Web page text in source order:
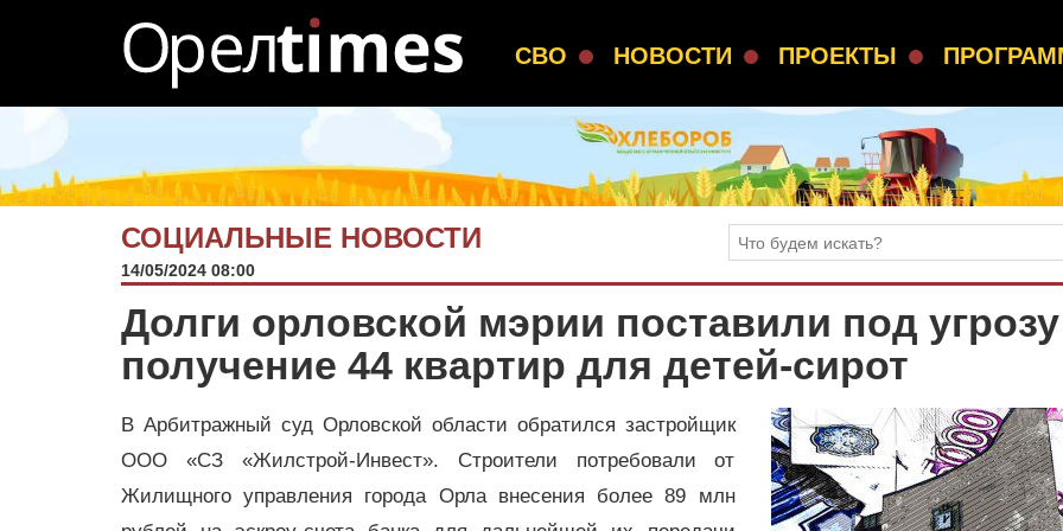
СВО НОВОСТИ ПРОЕКТЫ
СОЦИАЛЬНЫЕ НОВОСТИ
14/05/2024 08:00
Долги орловской мэрии поставили под угрозу
получение 44 квартир для детей-сирот
В Арбитражный суд Орловской области обратился застройщик
ООО «СЗ «Жилстрой-Инвест». Строители потребовали от
Жилищного управления города Орла внесения более 89 млн